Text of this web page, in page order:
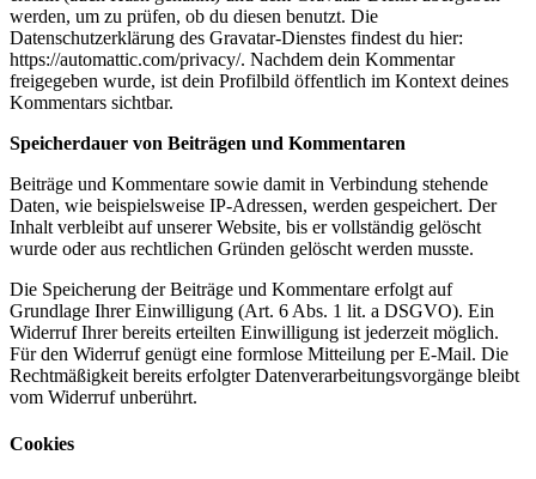
werden, um zu prüfen, ob du diesen benutzt. Die
Datenschutzerklärung des Gravatar-Dienstes findest du hier:
https://automattic.com/privacy/. Nachdem dein Kommentar
freigegeben wurde, ist dein Profilbild öffentlich im Kontext deines
Kommentars sichtbar.
Speicherdauer von Beiträgen und Kommentaren
Beiträge und Kommentare sowie damit in Verbindung stehende
Daten, wie beispielsweise IP-Adressen, werden gespeichert. Der
Inhalt verbleibt auf unserer Website, bis er vollständig gelöscht
wurde oder aus rechtlichen Gründen gelöscht werden musste.
Die Speicherung der Beiträge und Kommentare erfolgt auf
Grundlage Ihrer Einwilligung (Art. 6 Abs. 1 lit. a DSGVO). Ein
Widerruf Ihrer bereits erteilten Einwilligung ist jederzeit möglich.
Für den Widerruf genügt eine formlose Mitteilung per E-Mail. Die
Rechtmäßigkeit bereits erfolgter Datenverarbeitungsvorgänge bleibt
vom Widerruf unberührt.
Cookies